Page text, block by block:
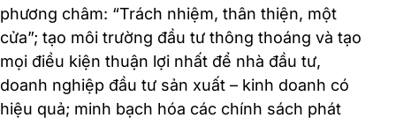
phương châm: “Trách nhiệm, thân thiện, một
cửa”; tạo môi trường đầu tư thông thoáng và tạo
mọi điều kiện thuận lợi nhất để nhà đầu tư,
doanh nghiệp đầu tư sản xuất – kinh doanh có
hiệu quả; minh bạch hóa các chính sách phát